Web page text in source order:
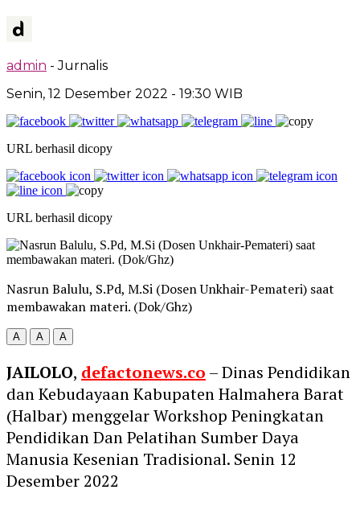
admin - Jurnalis
Senin, 12 Desember 2022 - 19:30 WIB
URL berhasil dicopy
URL berhasil dicopy
Nasrun Balulu, S.Pd, M.Si (Dosen Unkhair-Pemateri) saat
membawakan materi. (Dok/Ghz)
A A A
JAILOLO, defactonews.co – Dinas Pendidikan
dan Kebudayaan Kabupaten Halmahera Barat
(Halbar) menggelar Workshop Peningkatan
Pendidikan Dan Pelatihan Sumber Daya
Manusia Kesenian Tradisional. Senin 12
Desember 2022